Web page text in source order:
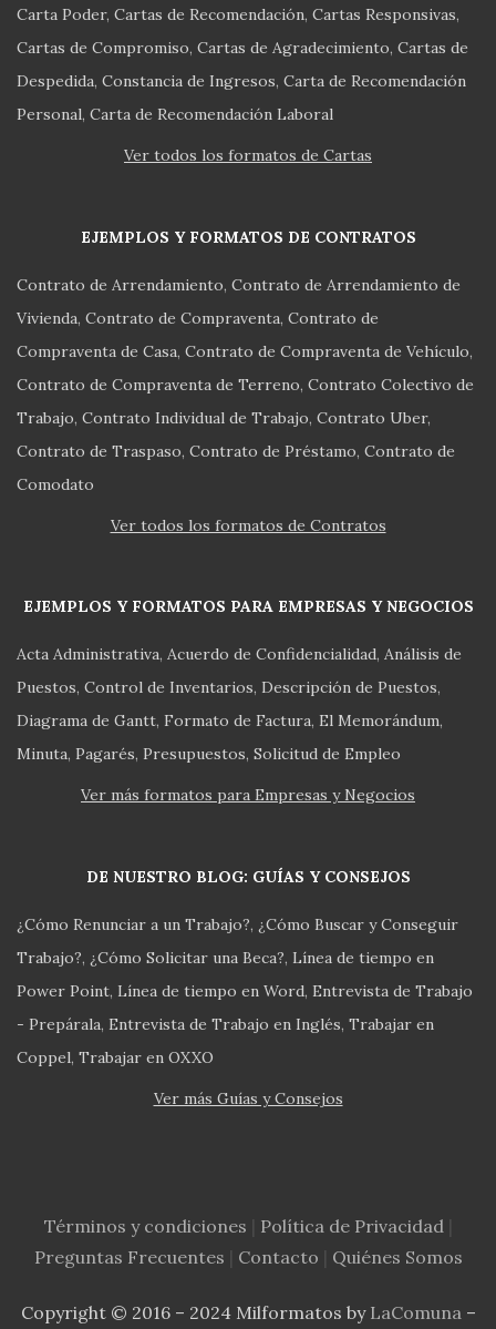
Carta Poder Cartas de Recomendación Cartas Responsivas
Cartas de Compromiso Cartas de Agradecimiento Cartas de
Despedida Constancia de Ingresos Carta de Recomendación
Personal Carta de Recomendación Laboral
Ver todos los formatos de Cartas
EJEMPLOS Y FORMATOS DE CONTRATOS
Contrato de Arrendamiento Contrato de Arrendamiento de
Vivienda Contrato de Compraventa Contrato de
Compraventa de Casa Contrato de Compraventa de Vehículo
Contrato de Compraventa de Terreno Contrato Colectivo de
Trabajo Contrato Individual de Trabajo Contrato Uber
Contrato de Traspaso Contrato de Préstamo Contrato de
Comodato
Ver todos los formatos de Contratos
EJEMPLOS Y FORMATOS PARA EMPRESAS Y NEGOCIOS
Acta Administrativa Acuerdo de Confidencialidad Análisis de
Puestos Control de Inventarios Descripción de Puestos
Diagrama de Gantt Formato de Factura El Memorándum
Minuta Pagarés Presupuestos Solicitud de Empleo
Ver más formatos para Empresas y Negocios
DE NUESTRO BLOG: GUÍAS Y CONSEJOS
¿Cómo Renunciar a un Trabajo? ¿Cómo Buscar y Conseguir
Trabajo? ¿Cómo Solicitar una Beca? Línea de tiempo en
Power Point Línea de tiempo en Word Entrevista de Trabajo
- Prepárala Entrevista de Trabajo en Inglés Trabajar en
Coppel Trabajar en OXXO
Ver más Guías y Consejos
Términos y condiciones Política de Privacidad
Preguntas Frecuentes
Contacto Quiénes Somos
Copyright © 2016 – 2024 Milformatos by LaComuna –